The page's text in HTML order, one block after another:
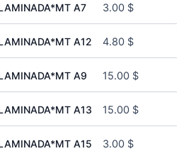
A7 3.00 $
A12 4.80 $
A9 15.00 $
A13 15.00 $
A15 3.00 $